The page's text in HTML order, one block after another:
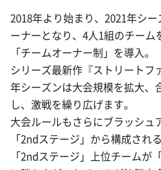
2018年より始まり、2021年シ
ーナーとなり、4人1組のチーム
「チームオーナー制」を導入。
シリーズ最新作『ストリートフ
年シーズンは大会規模を拡大、
し、激戦を繰り広げます。
大会ルールもさらにブラッシュ
「2ndステージ」から構成され
「2ndステージ」上位チームが